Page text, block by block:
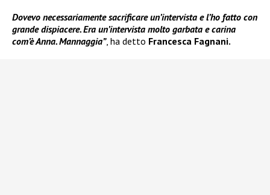
Dovevo necessariamente sacrificare un’intervista e l’ho fatto con
grande dispiacere. Era un’intervista molto garbata e carina
com’è Anna. Mannaggia”, ha detto Francesca Fagnani.